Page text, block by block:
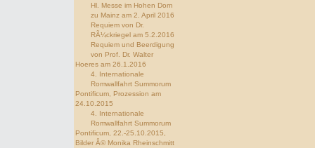
Hl. Messe im Hohen Dom
zu Mainz am 2. April 2016
Requiem von Dr.
RÃ¼ckriegel am 5.2.2016
Requiem und Beerdigung
von Prof. Dr. Walter
Hoeres am 26.1.2016
4. Internationale
Romwallfahrt Summorum
Pontificum, Prozession am
24.10.2015
4. Internationale
Romwallfahrt Summorum
Pontificum, 22.-25.10.2015,
Bilder Â© Monika Rheinschmitt